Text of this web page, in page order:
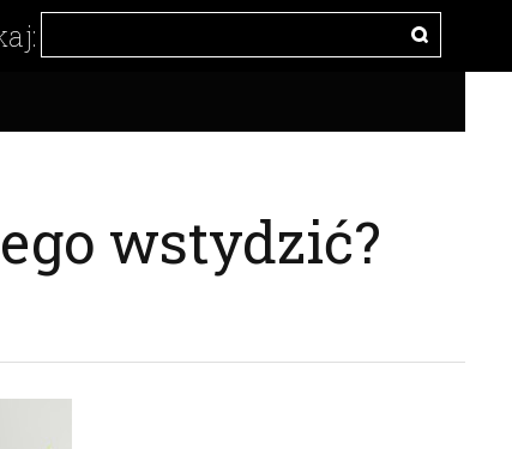
wstydzić?